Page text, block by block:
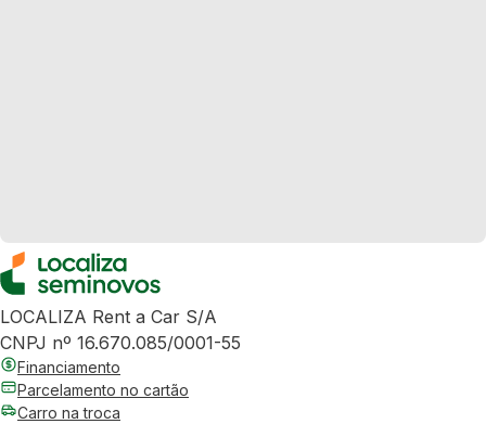
LOCALIZA Rent a Car S/A
CNPJ nº 16.670.085/0001-55
Financiamento
Parcelamento no cartão
Carro na troca